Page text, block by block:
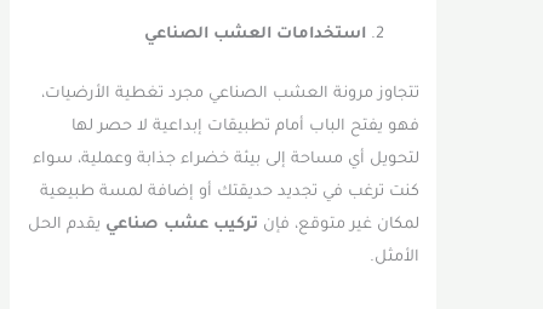
استخدامات العشب الصناعي
تتجاوز مرونة العشب الصناعي مجرد تغطية الأرضيات،
فهو يفتح الباب أمام تطبيقات إبداعية لا حصر لها
لتحويل أي مساحة إلى بيئة خضراء جذابة وعملية، سواء
كنت ترغب في تجديد حديقتك أو إضافة لمسة طبيعية
لمكان غير متوقع، فإنتركيب عشب صناعييقدم الحل
الأمثل.